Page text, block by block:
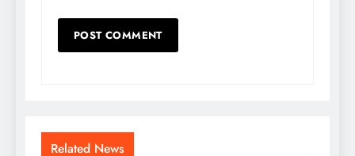
Related News